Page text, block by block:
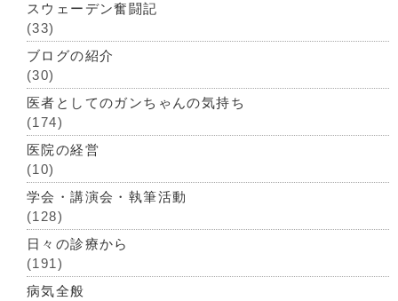
スウェーデン奮闘記
(33)
ブログの紹介
(30)
医者としてのガンちゃんの気持ち
(174)
医院の経営
(10)
学会・講演会・執筆活動
(128)
日々の診療から
(191)
病気全般